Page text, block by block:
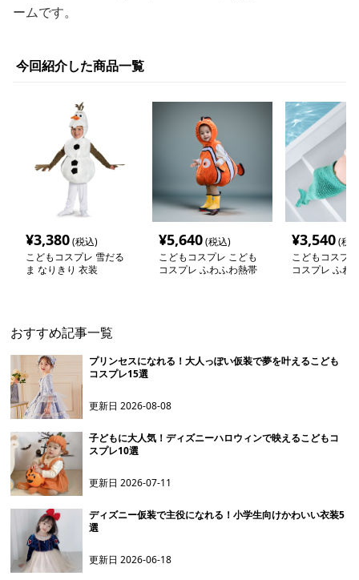
ームです。
今回紹介した商品一覧
¥3,380(税込)
こどもコスプレ 雪だる
ま なりきり 衣装
¥5,640(税込)
こどもコスプレ こども
コスプレ ふわふわ熱帯
¥3,540(税
こどもコスプ
コスプレ ふわ
おすすめ記事一覧
プリンセスになれる！大人っぽい仮装で夢を叶えるこども
コスプレ15選
更新日2026-08-08
子どもに大人気！ディズニーハロウィンで映えるこどもコ
スプレ10選
更新日2026-07-11
ディズニー仮装で主役になれる！小学生向けかわいい衣装5
選
更新日2026-06-18